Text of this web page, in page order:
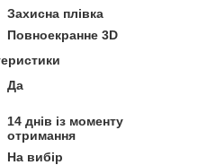
Захисна плівка
Повноекранне 3D
Да
14 днів із моменту
отримання
На вибір